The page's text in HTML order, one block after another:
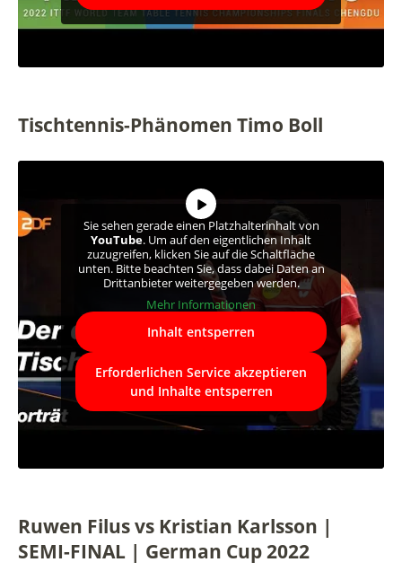
Tischtennis-Phänomen Timo Boll
Sie sehen gerade einen Platzhalterinhalt von
YouTube. Um auf den eigentlichen Inhalt
zuzugreifen, klicken Sie auf die Schaltfläche
unten. Bitte beachten Sie, dass dabei Daten an
Drittanbieter weitergegeben werden.
Mehr Informationen
Inhalt entsperren
Erforderlichen Service akzeptieren
und Inhalte entsperren
Ruwen Filus vs Kristian Karlsson |
SEMI-FINAL | German Cup 2022